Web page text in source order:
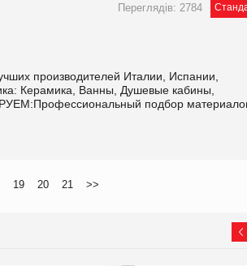
Переглядів: 2784
производителей Италии, Испании,
Керамика, Ванны, Душевые кабины,
подбор
19 20 21 >>